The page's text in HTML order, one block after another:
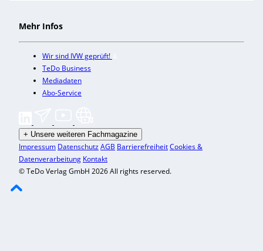
Mehr Infos
Wir sind IVW geprüft!
TeDo Business
Mediadaten
Abo-Service
+ Unsere weiteren Fachmagazine
Impressum DatenschutzAGB BarrierefreiheitCookies &
Datenverarbeitung Kontakt
© TeDo Verlag GmbH 2026 All rights reserved.